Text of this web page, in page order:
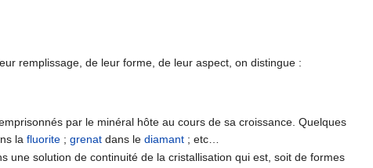
remplissage, de leur forme, de leur aspect, on distingue :
par le minéral hôte au cours de sa croissance. Quelques
lafluorite ;grenat dans lediamant ; etc…
une solution de continuité de la cristallisation qui est, soit de formes